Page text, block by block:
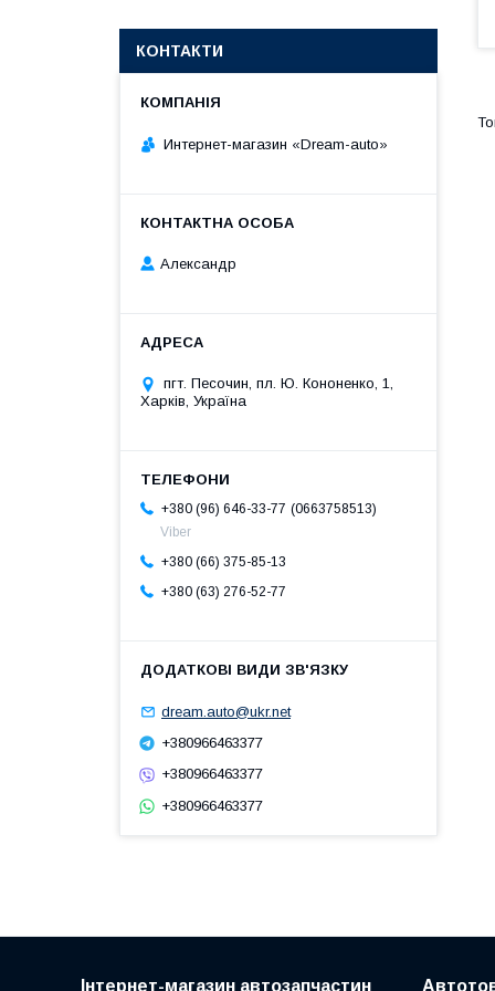
КОНТАКТИ
Интернет-магазин «Dream-auto»
Александр
пгт. Песочин, пл. Ю. Кононенко, 1,
Харків, Україна
+380 (96) 646-33-77
0663758513
Viber
+380 (66) 375-85-13
+380 (63) 276-52-77
dream.auto@ukr.net
+380966463377
+380966463377
+380966463377
Інтернет-магазин автозапчастин